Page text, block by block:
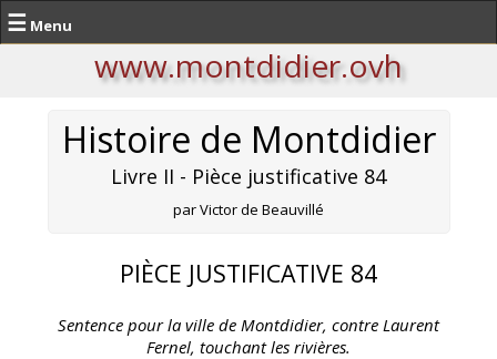
☰ Menu
www.montdidier.ovh
Histoire de Montdidier
Livre II - Pièce justificative 84
par Victor de Beauvillé
PIÈCE JUSTIFICATIVE 84
Sentence pour la ville de Montdidier, contre Laurent
Fernel, touchant les rivières.